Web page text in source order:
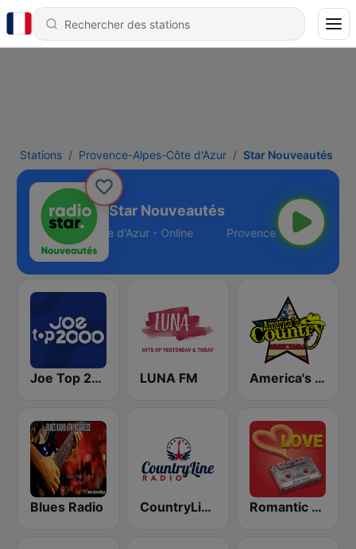
Stations Provence-Alpes-Côte d'Azur Star Nouveautés
Star Nouveautés
Alpes-Côte d'Azur - Online
Joe Top 2000 LUNA FM America's Country
Blues Radio CountryLine Radio Romantic Vibes